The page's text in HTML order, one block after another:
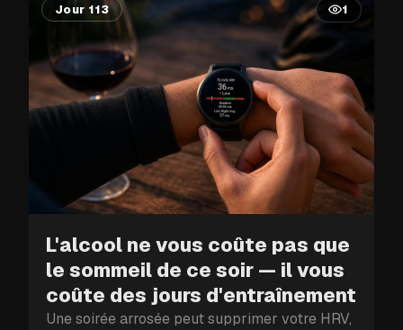
Jour 113 1
L'alcool ne vous coûte pas que
le sommeil de ce soir — il vous
coûte des jours d'entraînement
Une soirée arrosée peut supprimer votre HRV,